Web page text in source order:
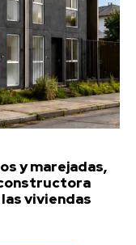
y marejadas,
viviendas